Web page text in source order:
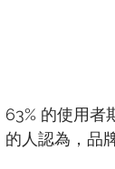
63% 的使用者
的人認為，品